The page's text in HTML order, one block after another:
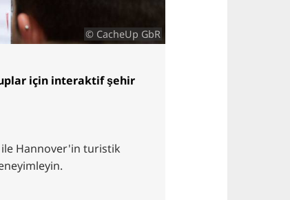
© CacheUp GbR
için interaktif şehir
ile Hannover'in turistik